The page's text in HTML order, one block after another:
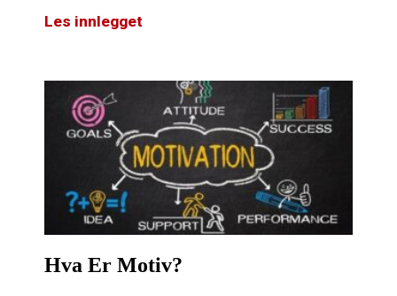
Les innlegget
Hva Er Motiv?